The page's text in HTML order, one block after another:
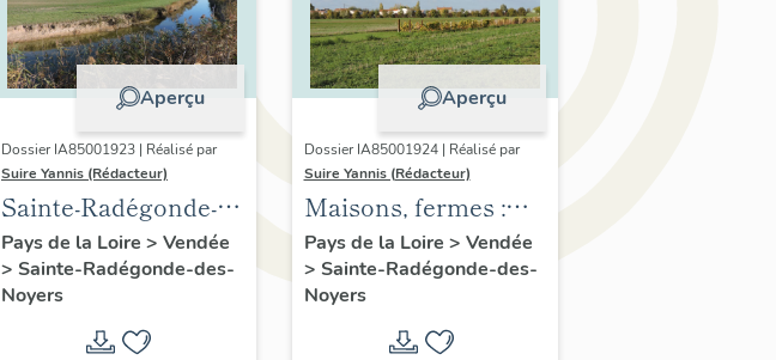
Aperçu
Dossier IA85001923 | Réalisé par
Suire Yannis (Rédacteur)
Sainte-Radégonde-
des-Noyers :
présentation de la
commune
Pays de la Loire > Vendée
> Sainte-Radégonde-des-
Noyers
Aperçu
Dossier IA85001924 | Réalisé par
Suire Yannis (Rédacteur)
Maisons, fermes :
l'habitat à Sainte-
Radégonde-des-
Noyers
Pays de la Loire > Vendée
> Sainte-Radégonde-des-
Noyers